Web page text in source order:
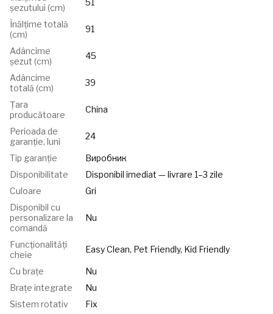
șezutului (сm)
Înălțime totală
(cm)
91
Adâncime
șezut (cm)
45
Adâncime
totală (cm)
39
Țara
producătoare
China
Perioada de
garanție, luni
24
Tip garanție
Виробник
Disponibilitate
Disponibil imediat — livrare 1–3 zile
Culoare
Gri
Disponibil cu
personalizare la
comandă
Nu
Funcționalități
cheie
Easy Clean, Pet Friendly, Kid Friendly
Cu brațe
Nu
Brațe integrate
Nu
Sistem rotativ
Fix